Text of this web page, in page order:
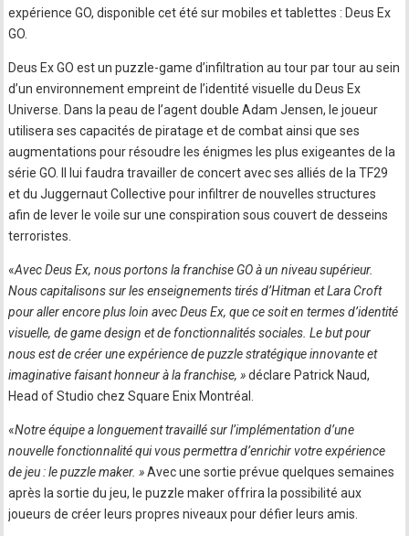
expérience GO, disponible cet été sur mobiles et tablettes : Deus Ex
GO.
Deus Ex GO est un puzzle-game d’infiltration au tour par tour au sein
d’un environnement empreint de l’identité visuelle du Deus Ex
Universe. Dans la peau de l’agent double Adam Jensen, le joueur
utilisera ses capacités de piratage et de combat ainsi que ses
augmentations pour résoudre les énigmes les plus exigeantes de la
série GO. Il lui faudra travailler de concert avec ses alliés de la TF29
et du Juggernaut Collective pour infiltrer de nouvelles structures
afin de lever le voile sur une conspiration sous couvert de desseins
terroristes.
«Avec Deus Ex, nous portons la franchise GO à un niveau supérieur.
Nous capitalisons sur les enseignements tirés d’Hitman et Lara Croft
pour aller encore plus loin avec Deus Ex, que ce soit en termes d’identité
visuelle, de game design et de fonctionnalités sociales. Le but pour
nous est de créer une expérience de puzzle stratégique innovante et
imaginative faisant honneur à la franchise, »déclare Patrick Naud,
Head of Studio chez Square Enix Montréal.
«Notre équipe a longuement travaillé sur l’implémentation d’une
nouvelle fonctionnalité qui vous permettra d’enrichir votre expérience
de jeu : le puzzle maker. »Avec une sortie prévue quelques semaines
après la sortie du jeu, le puzzle maker offrira la possibilité aux
joueurs de créer leurs propres niveaux pour défier leurs amis.